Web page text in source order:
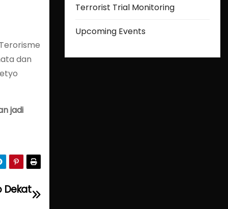
dan
jadi
Dekat
Terrorist Trial Monitoring
Upcoming Events